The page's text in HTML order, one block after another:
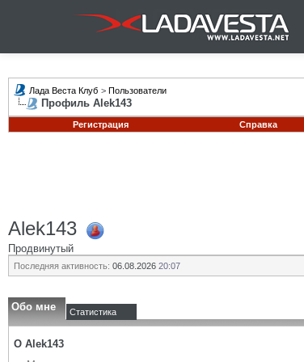
Лада Веста Клуб > Пользователи
Профиль Alek143
Регистрация Справка
Alek143
Продвинутый
Последняя активность: 06.08.2026 20:07
Обо мне Статистика
О Alek143